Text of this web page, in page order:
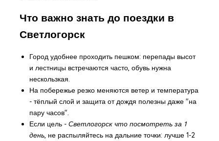
Что важно знать до поездки в
Светлогорск
Город удобнее проходить пешком: перепады высот
и лестницы встречаются часто, обувь нужна
нескользкая.
На побережье резко меняются ветер и температура
- тёплый слой и защита от дождя полезны даже "на
пару часов".
Если цель - Светлогорск что посмотреть за 1
день, не распыляйтесь на дальние точки: лучше 1-2